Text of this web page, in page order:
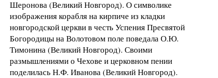
Шеронова (Великий Новгород). О символике
изображения корабля на кирпиче из кладки
новгородской церкви в честь Успения Пресвятой
Богородицы на Волотовом поле поведала О.Ю.
Тимонина (Великий Новгород). Своими
размышлениями о Чехове и церковном пении
поделилась Н.Ф. Иванова (Великий Новгород).